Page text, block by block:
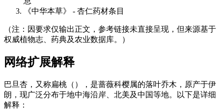
《中华本草》 - 杏仁药材条目
（注：因要求仅输出正文，参考链接未直接呈现，但来源基于
权威植物志、药典及农业数据库。）
网络扩展解释
巴旦杏，又称扁桃（），是蔷薇科樱属的落叶乔木，原产于伊
朗，现广泛分布于地中海沿岸、北美及中国等地。以下是详细
解释：